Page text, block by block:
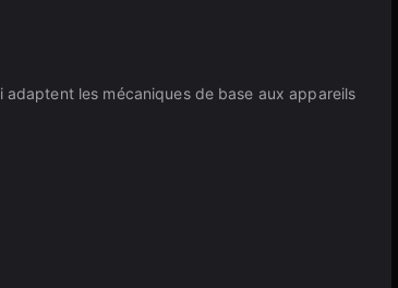
les mécaniques de base aux appareils